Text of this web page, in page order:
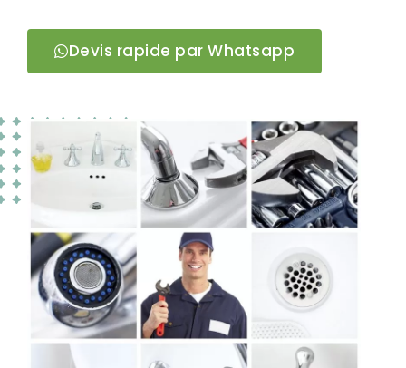
Devis rapide par Whatsapp